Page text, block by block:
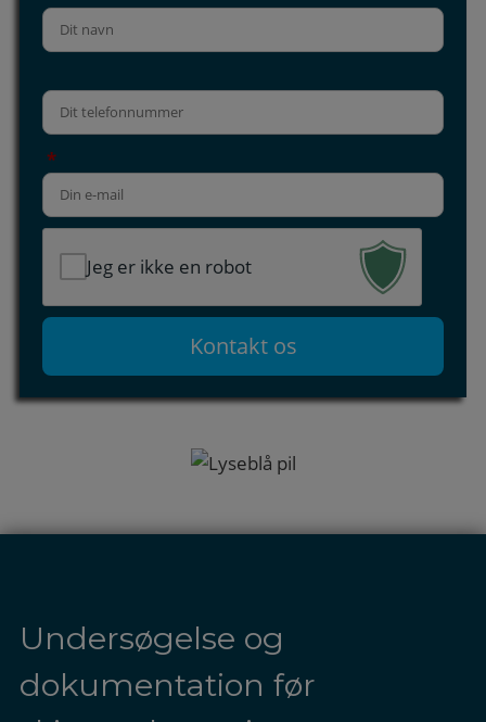
*
Jeg er ikke en robot
Undersøgelse og
dokumentation før